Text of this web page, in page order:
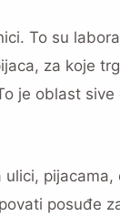
To su
za koje
je oblast
posuđe